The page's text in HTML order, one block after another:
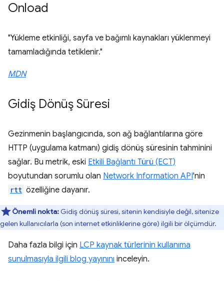
Onload
"Yükleme etkinliği, sayfa ve bağımlı kaynakları yüklenmeyi
tamamladığında tetiklenir."
MDN
Gidiş Dönüş Süresi
Gezinmenin başlangıcında, son ağ bağlantılarına göre
HTTP (uygulama katmanı) gidiş dönüş süresinin tahminini
sağlar. Bu metrik, eski Etkili Bağlantı Türü (ECT)
boyutundan sorumlu olan Network Information API'nin
rtt özelliğine dayanır.
Önemli nokta: Gidiş dönüş süresi, sitenin kendisiyle değil, sitenize
gelen kullanıcılarla (son internet etkinliklerine göre) ilgili bir ölçümdür.
Daha fazla bilgi için LCP kaynak türlerinin kullanıma
sunulmasıyla ilgili blog yayınını inceleyin.